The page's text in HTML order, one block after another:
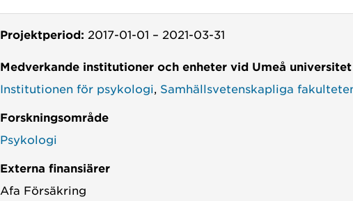
Projektperiod: 2017-01-01 – 2021-03-31
Medverkande institutioner och enheter vid Umeå universitet
Institutionen för psykologi Samhällsvetenskapliga
Forskningsområde
Psykologi
Externa finansiärer
Afa Försäkring